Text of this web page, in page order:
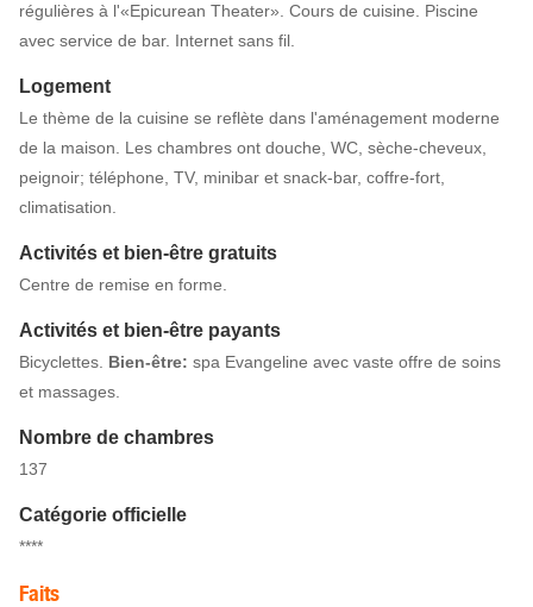
régulières à l'«Epicurean Theater». Cours de cuisine. Piscine
avec service de bar. Internet sans fil.
Logement
Le thème de la cuisine se reflète dans l'aménagement moderne
de la maison. Les chambres ont douche, WC, sèche-cheveux,
peignoir; téléphone, TV, minibar et snack-bar, coffre-fort,
climatisation.
Activités et bien-être gratuits
Centre de remise en forme.
Activités et bien-être payants
Bicyclettes. Bien-être: spa Evangeline avec vaste offre de soins
et massages.
Nombre de chambres
137
Catégorie officielle
****
Faits